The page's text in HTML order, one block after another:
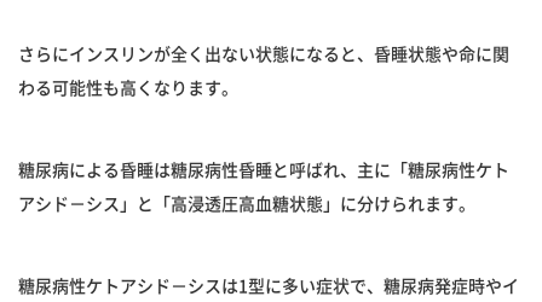
さらにインスリンが全く出ない状態になると、昏睡状態や命に関
わる可能性も高くなります。
糖尿病による昏睡は糖尿病性昏睡と呼ばれ、主に「糖尿病性ケト
アシド－シス」と「高浸透圧高血糖状態」に分けられます。
糖尿病性ケトアシド－シスは1型に多い症状で、糖尿病発症時やイ